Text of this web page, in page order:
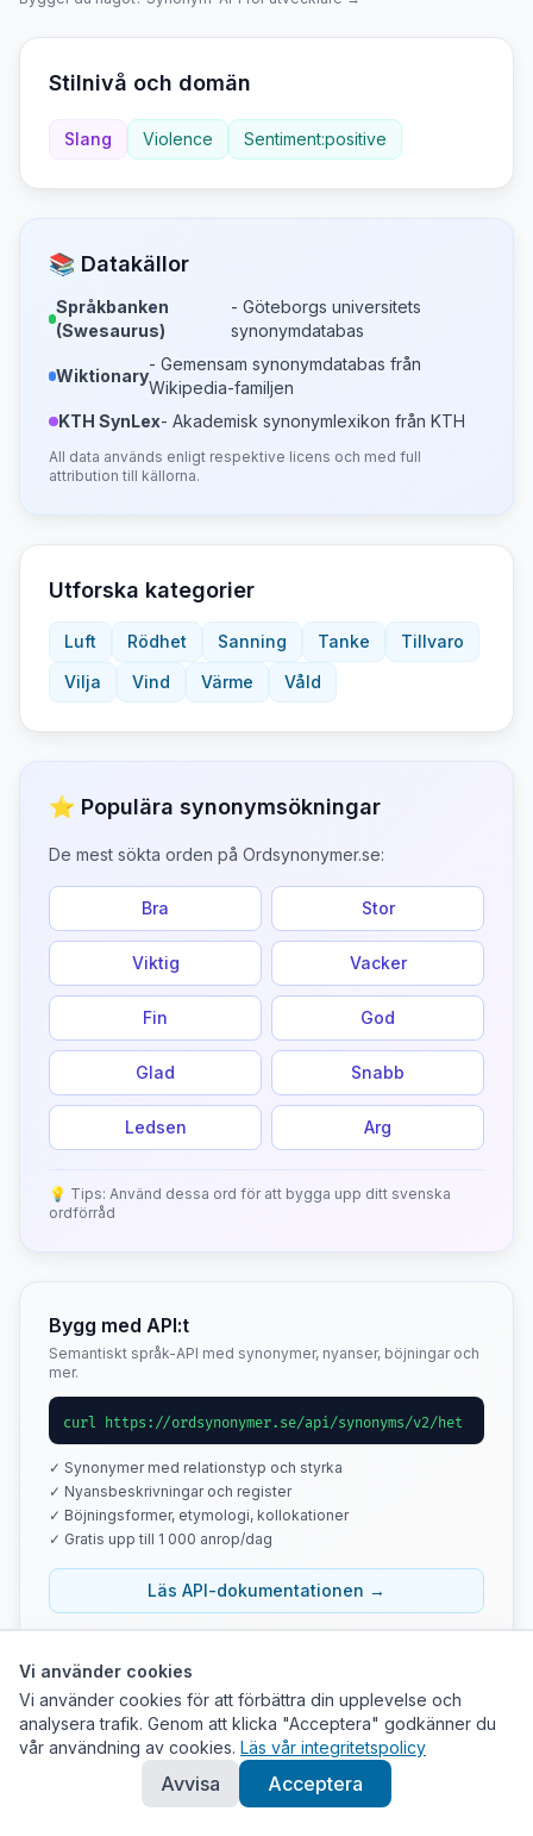
Stilnivå och domän
Slang Violence Sentiment:positive
📚 Datakällor
Språkbanken
(Swesaurus)
- Göteborgs universitets
synonymdatabas
Wiktionary
- Gemensam synonymdatabas från
Wikipedia-familjen
KTH SynLex- Akademisk synonymlexikon från KTH
All data används enligt respektive licens och med full
attribution till källorna.
Utforska kategorier
Luft Rödhet Sanning Tanke
Tillvaro
Vilja
Vind Värme Våld
⭐ Populära synonymsökningar
De mest sökta orden på Ordsynonymer.se:
Bra Stor
Viktig Vacker
Fin God
Glad Snabb
Ledsen Arg
💡 Tips: Använd dessa ord för att bygga upp ditt svenska
ordförråd
Bygg med API:t
Semantiskt språk-API med synonymer, nyanser, böjningar och
mer.
curl https://ordsynonymer.se/api/synonyms/v2/het
✓ Synonymer med relationstyp och styrka
✓ Nyansbeskrivningar och register
✓ Böjningsformer, etymologi, kollokationer
✓ Gratis upp till 1 000 anrop/dag
Läs API-dokumentationen →
Tips
Klicka på ett synonymkort för att se dess synonymer.
Använd nätverksgrafen för att utforska ordrelationer
Vi använder cookies
Vi använder cookies för att förbättra din upplevelse och
analysera trafik. Genom att klicka "Acceptera" godkänner du
vår användning av cookies. Läs vår integritetspolicy
Avvisa Acceptera